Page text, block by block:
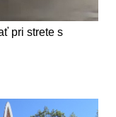
pri strete s